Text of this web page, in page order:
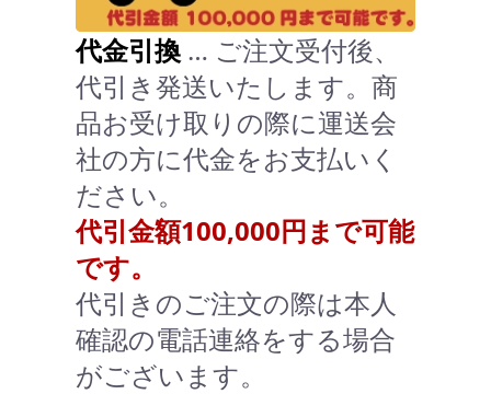
代金引換 … ご注文受付後、
代引き発送いたします。商
品お受け取りの際に運送会
社の方に代金をお支払いく
ださい。
代引金額100,000円まで可能
です。
代引きのご注文の際は本人
確認の電話連絡をする場合
がございます。